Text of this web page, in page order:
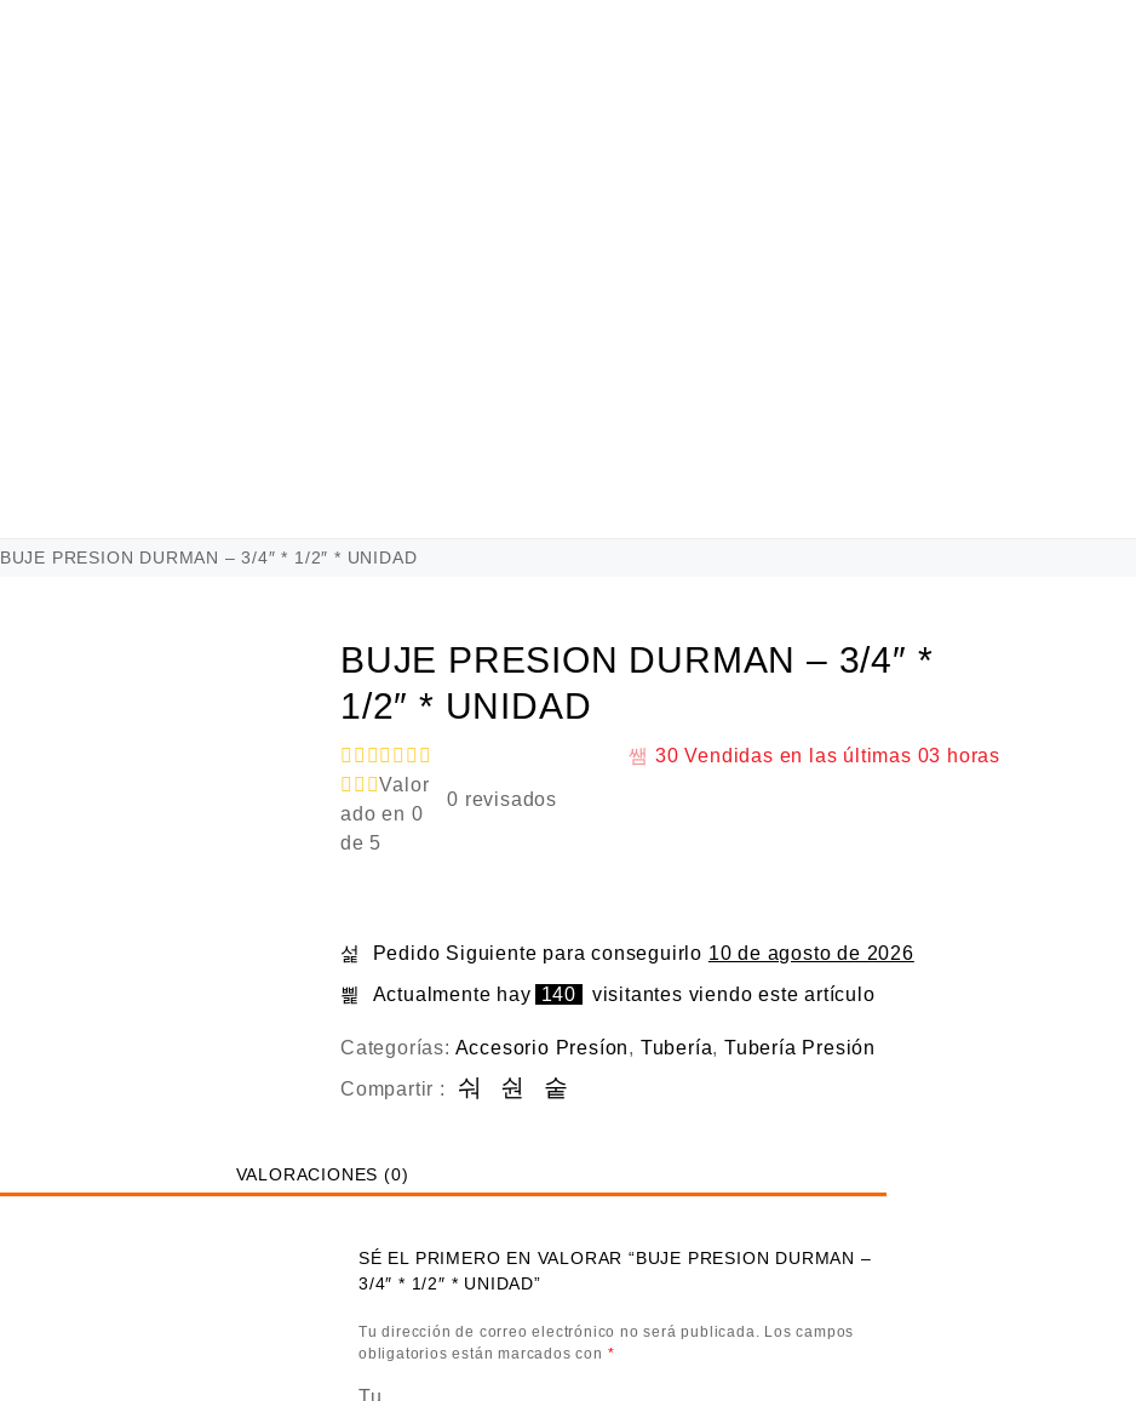
BUJE PRESION DURMAN – 3/4″ * 1/2″ * UNIDAD
BUJE PRESION DURMAN – 3/4″ *
1/2″ * UNIDAD
Valor
ado en 0
de 5
0 revisados
30 Vendidas en las últimas 03 horas
Pedido Siguiente para conseguirlo 10 de agosto de 2026
Actualmente hay 140 visitantes viendo este artículo
Categorías: Accesorio Presíon, Tubería,Tubería Presión
Compartir :
VALORACIONES (0)
SÉ EL PRIMERO EN VALORAR “BUJE PRESION DURMAN –
3/4″ * 1/2″ * UNIDAD”
Tu dirección de correo electrónico no será publicada. Los campos
obligatorios están marcados con *
Tu